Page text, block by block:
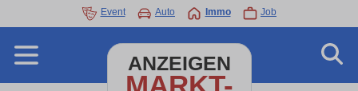
Event Auto Immo Job
ANZEIGEN